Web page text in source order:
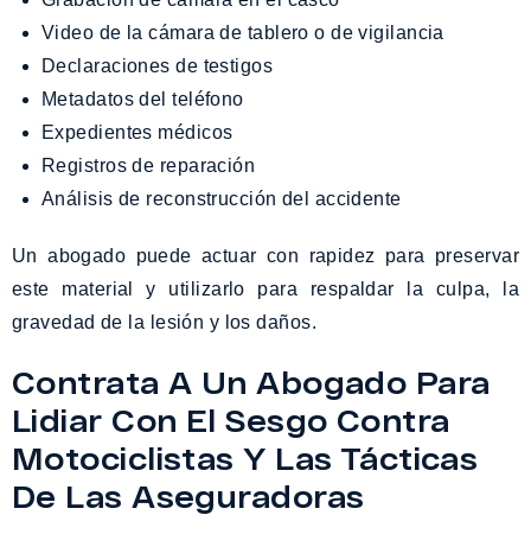
Video de la cámara de tablero o de vigilancia
Declaraciones de testigos
Metadatos del teléfono
Expedientes médicos
Registros de reparación
Análisis de reconstrucción del accidente
Un abogado puede actuar con rapidez para preservar
este material y utilizarlo para respaldar la culpa, la
gravedad de la lesión y los daños.
Contrata A Un Abogado Para
Lidiar Con El Sesgo Contra
Motociclistas Y Las Tácticas
De Las Aseguradoras